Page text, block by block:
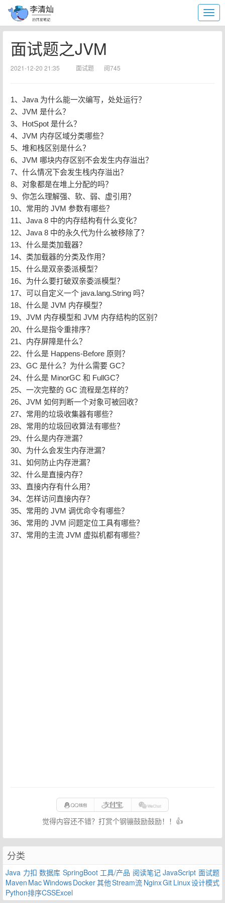
面试题之JVM
2021-12-20 21:35 面试题 阅745
1、Java 为什么能一次编写，处处运行？
2、JVM 是什么？
3、HotSpot 是什么？
4、JVM 内存区域分类哪些？
5、堆和栈区别是什么？
6、JVM 哪块内存区别不会发生内存溢出？
7、什么情况下会发生栈内存溢出？
8、对象都是在堆上分配的吗？
9、你怎么理解强、软、弱、虚引用？
10、常用的 JVM 参数有哪些？
11、Java 8 中的内存结构有什么变化？
12、Java 8 中的永久代为什么被移除了？
13、什么是类加载器？
14、类加载器的分类及作用？
15、什么是双亲委派模型？
16、为什么要打破双亲委派模型？
17、可以自定义一个 java.lang.String 吗？
18、什么是 JVM 内存模型？
19、JVM 内存模型和 JVM 内存结构的区别？
20、什么是指令重排序？
21、内存屏障是什么？
22、什么是 Happens-Before 原则？
23、GC 是什么？为什么需要 GC？
24、什么是 MinorGC 和 FullGC？
25、一次完整的 GC 流程是怎样的？
26、JVM 如何判断一个对象可被回收？
27、常用的垃圾收集器有哪些？
28、常用的垃圾回收算法有哪些？
29、什么是内存泄漏？
30、为什么会发生内存泄漏？
31、如何防止内存泄漏？
32、什么是直接内存？
33、直接内存有什么用？
34、怎样访问直接内存？
35、常用的 JVM 调优命令有哪些？
36、常用的 JVM 问题定位工具有哪些？
37、常用的主流 JVM 虚拟机都有哪些？
觉得内容还不错？打赏个钢镚鼓励鼓励！！👍
分类
Java 力扣 数据库 SpringBoot 工具/产品 阅读笔记 JavaScript 面试题
Maven MacWindowsDocker其他Stream流 NginxGit Linux设计模式
Python排序CSSExcel